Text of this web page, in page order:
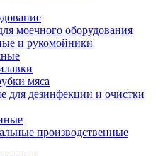
моечного оборудования
и рукомойники
мяса
для дезинфекции и очистки
производственные